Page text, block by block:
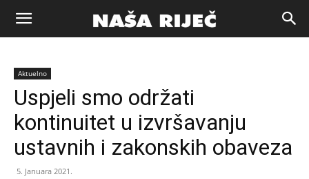
Naša
riječ
Aktuelno
Uspjeli smo održati
kontinuitet u izvršavanju
ustavnih i zakonskih obaveza
5. Januara 2021.